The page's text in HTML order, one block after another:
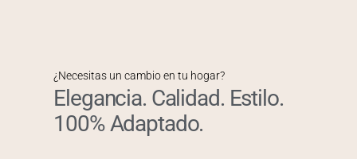
¿Necesitas un cambio en tu hogar?
Elegancia. Calidad. Estilo.
100% Adaptado.